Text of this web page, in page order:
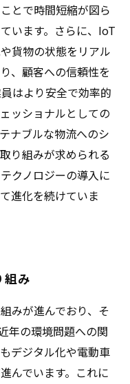
とで時間短縮が図ら
います。さらに、IoT
貨物の状態をリアル
、顧客への信頼性を
はより安全で効率的
ッショナルとしての
ナブルな物流へのシ
り組みが求められる
クノロジーの導入に
進化を続けていま
組み
みが進んでおり、そ
年の環境問題への関
デジタル化や電動車
んでいます。これに